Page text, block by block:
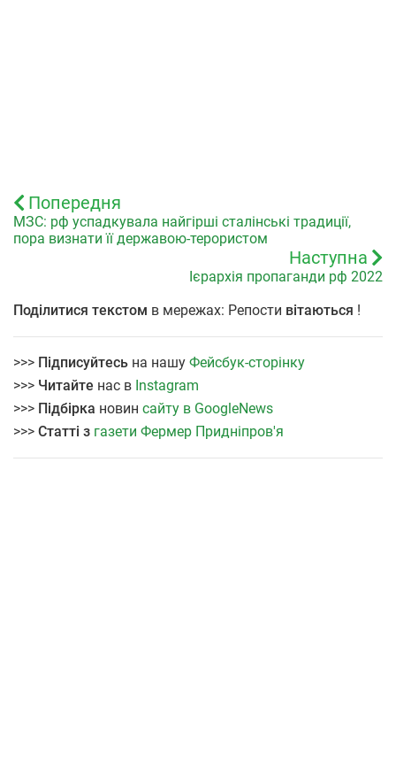
Попередня
МЗС: рф успадкувала найгірші сталінські традиції,
пора визнати її державою-терористом
Наступна
Ієрархія пропаганди рф 2022
Поділитися текстом в мережах: Репости вітаються !
>>> Підписуйтесь на нашу Фейсбук-сторінку
>>> Читайте нас в Instagram
>>> Підбірка новин сайту в GoogleNews
>>> Статті з газети Фермер Придніпров'я